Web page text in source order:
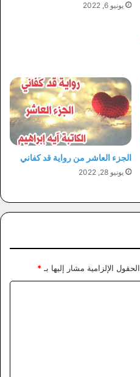
يونيو 6, 2022
الجزء العاشر من رواية قد كفاني
يونيو 28, 2022
الحقول الإلزامية مشار إليها بـ*